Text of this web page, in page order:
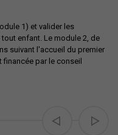
1) et valider les
enfant. Le module 2, de
suivant l'accueil du premier
par le conseil